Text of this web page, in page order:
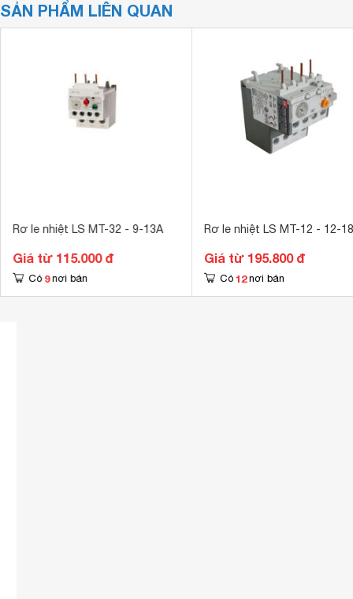
SẢN PHẨM LIÊN QUAN
Rơ le nhiệt LS MT-32 - 9-13A
Giá từ 115.000 đ
Có 9 nơi bán
Rơ le nhiệt LS MT-12 - 12-
Giá từ 195.800 đ
Có 12 nơi bán